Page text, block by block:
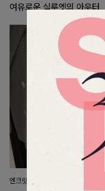
여유로운 실루엣의 아우터
엔크릿 턴업더블자켓